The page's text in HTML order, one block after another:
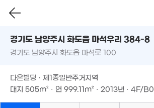
경기도 남양주시 화도읍 마석우리 384-8
경기도 남양주시 화도읍 마석로 100
다온빌딩 · 제1종일반주거지역
대지 505m² · 연 999.11m² · 2013년 · 4F/B0